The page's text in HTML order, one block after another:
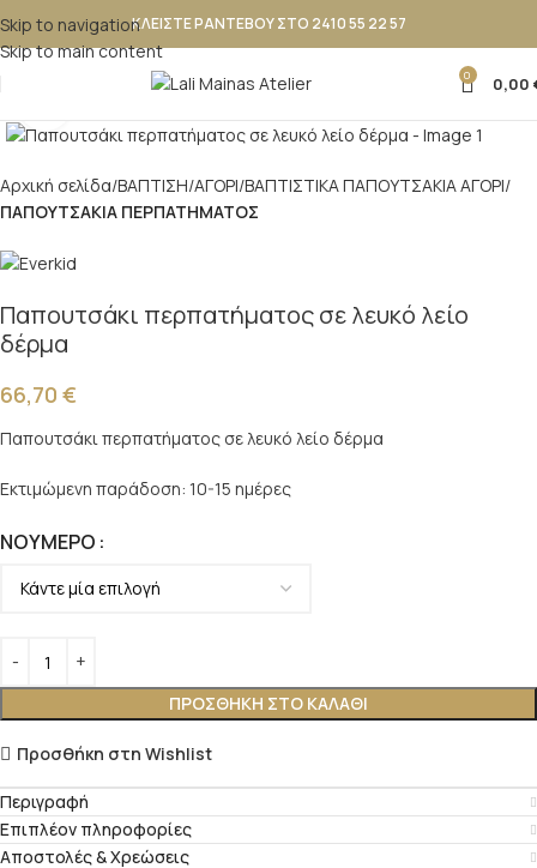
Skip to navigation
Skip to main content
ΚΛΕΙΣΤΕ ΡΑΝΤΕΒΟΥ ΣΤΟ 2410 55 22 57
0 0,00
Αρχική σελίδα ΒΑΠΤΙΣΗ ΑΓΟΡΙ ΒΑΠΤΙΣΤΙΚΑ ΠΑΠΟΥΤΣAKIA ΑΓΟΡΙ
ΠΑΠΟΥΤΣΑΚΙΑ ΠΕΡΠΑΤΗΜΑΤΟΣ
Παπουτσάκι περπατήματος σε λευκό λείο
δέρμα
66,70 €
Παπουτσάκι περπατήματος σε λευκό λείο δέρμα
Εκτιμώμενη παράδοση: 10-15 ημέρες
ΝΟΎΜΕΡΟ
ΠΡΟΣΘΉΚΗ ΣΤΟ ΚΑΛΆΘΙ
Προσθήκη στη Wishlist
Περιγραφή
Επιπλέον πληροφορίες
Αποστολές & Χρεώσεις